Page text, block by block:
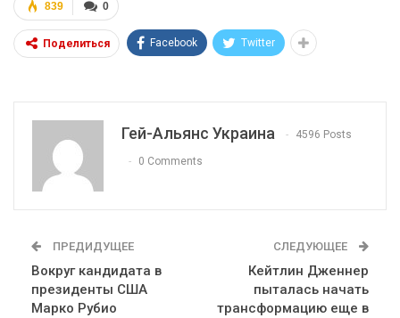
0
839
Поделиться Facebook Twitter
Гей-Альянс Украина 4596 Posts
0 Comments
ПРЕДИДУЩЕЕ
Вокруг кандидата в
президенты США
Марко Рубио
СЛЕДУЮЩЕЕ
Кейтлин Дженнер
пыталась начать
трансформацию еще в